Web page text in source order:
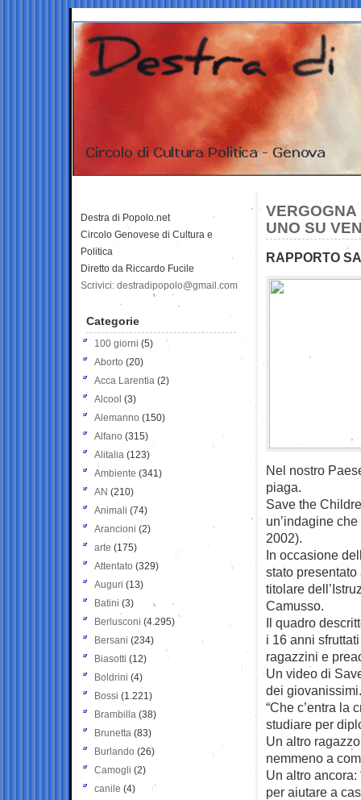
VERGOGNA
UNO SU
RAPPORTO
Nel nostro
piaga.
Save the
un’indagine
2002).
In occasione
stato
titolare
Camusso.
Il quadro
i 16 anni
ragazzini e
Un video di
dei giovanissimi.
“Che c’entra la
studiare per
Un altro
nemmeno a
Un altro
per aiutare a
Destra di Popolo.net
Circolo Genovese di Cultura e
Politica
Diretto da Riccardo Fucile
Scrivici: destradipopolo@gmail.com
Categorie
100 giorni (5)
Aborto (20)
Acca Larentia (2)
Alcool (3)
Alemanno (150)
Alfano (315)
Alitalia (123)
Ambiente (341)
AN (210)
Animali (74)
Arancioni (2)
arte (175)
Attentato (329)
Auguri (13)
Batini (3)
Berlusconi (4.295)
Bersani (234)
Biasotti (12)
Boldrini (4)
Bossi (1.221)
Brambilla (38)
Brunetta (83)
Burlando (26)
Camogli (2)
canile (4)